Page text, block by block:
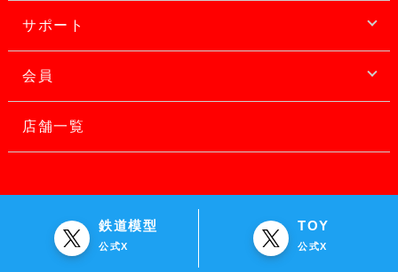
サポート
会員
店舗一覧
鉄道模型
公式X
TOY
公式X